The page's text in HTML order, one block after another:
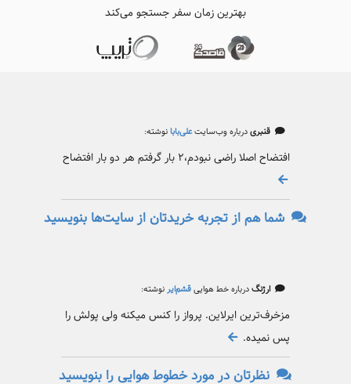
بهترین زمان سفر جستجو می‌کند
قنبریدرباره وب‌سایتعلی‌بابانوشته:
افتضاح اصلا راضی نبودم،۲ بار گرفتم هر دو بار افتضاح
شما هم از تجربه خریدتان از سایت‌ها بنویسید
ارژنگدرباره خط هواییقشم‌ایرنوشته:
مزخرف‌ترین ایرلاین. پرواز را کنس میکنه ولی پولش را
پس نمیده.
نظرتان در مورد خطوط هوایی را بنویسید